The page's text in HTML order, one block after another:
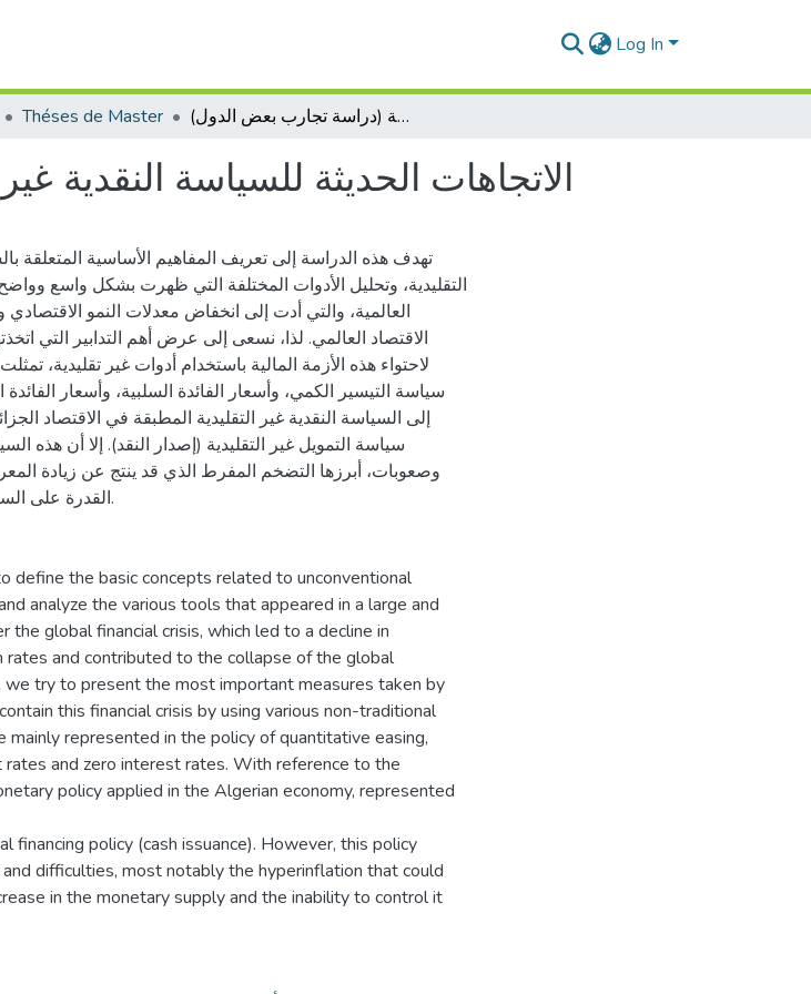
Log In
Théses de Master الاتجاهات الحديثة للسياسة النقدية غير التقليدية (دراسة تجارب بعض الدول)
الاتجاهات الحديثة للسياسة النقدية
تهدف هذه الدراسة إلى تعريف المفاهيم الأساسية المتعلقة
التقليدية، وتحليل الأدوات المختلفة التي ظهرت بشكل واسع وواضح
العالمية، والتي أدت إلى انخفاض معدلات النمو
الاقتصاد العالمي. لذا، نسعى إلى عرض أهم التدابير التي
لاحتواء هذه الأزمة المالية باستخدام أدوات غير تقليدية،
سياسة التيسير الكمي، وأسعار الفائدة السلبية، وأسعار الفائدة
إلى السياسة النقدية غير التقليدية المطبقة في الاقتصاد
سياسة التمويل غير التقليدية (إصدار النقد). إلا أن هذه
وصعوبات، أبرزها التضخم المفرط الذي قد ينتج عن زيادة
القدرة على
define the basic concepts related to unconventional
analyze the various tools that appeared in a large and
the global financial crisis, which led to a decline in
rates and contributed to the collapse of the global
we try to present the most important measures taken by
this financial crisis by using various non-traditional
mainly represented in the policy of quantitative easing,
and zero interest rates. With reference to the
policy applied in the Algerian economy, represented
financing policy (cash issuance). However, this policy
difficulties, most notably the hyperinflation that could
in the monetary supply and the inability to control it